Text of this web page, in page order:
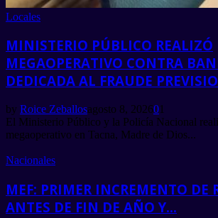
Locales
MINISTERIO PÚBLICO REALIZÓ
MEGAOPERATIVO CONTRA
DEDICADA AL FRAUDE
by Roice Zeballosagosto 8, 202601
El Ministerio Público y la Policía Nacional
megaoperativo en Tacna, Madre de Dios...
Nacionales
MEF: PRIMER INCREMENTO DE
ANTES DE FIN DE AÑO Y...